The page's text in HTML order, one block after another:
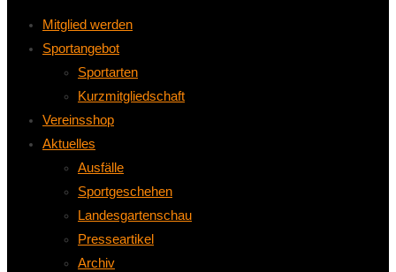
Mitglied werden
Sportangebot
Sportarten
Kurzmitgliedschaft
Vereinsshop
Aktuelles
Ausfälle
Sportgeschehen
Landesgartenschau
Presseartikel
Archiv